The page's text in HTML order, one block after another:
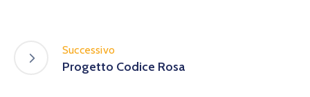
Successivo
Progetto Codice Rosa